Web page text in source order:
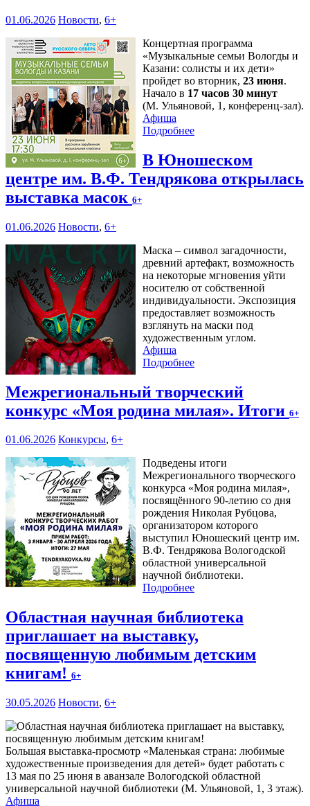
01.06.2026 Новости, 6+
Концертная программа
«Музыкальные семьи Вологды и
Казани: солисты и их дети»
пройдет во вторник, 23 июня.
Начало в 17 часов 30 минут
(М. Ульяновой, 1, конференц-зал).
Афиша
Подробнее
В Юношеском
центре им. В.Ф. Тендрякова открылась
выставка масок 6+
01.06.2026 Новости, 6+
Маска – символ загадочности,
древний артефакт, возможность
на некоторые мгновения уйти
носителю от собственной
индивидуальности. Экспозиция
предоставляет возможность
взглянуть на маски под
художественным углом.
Афиша
Подробнее
Межрегиональный творческий
конкурс «Моя родина милая». Итоги 6+
01.06.2026 Конкурсы, 6+
Подведены итоги
Межрегионального творческого
конкурса «Моя родина милая»,
посвящённого 90-летию со дня
рождения Николая Рубцова,
организатором которого
выступил Юношеский центр им.
В.Ф. Тендрякова Вологодской
областной универсальной
научной библиотеки.
Подробнее
Областная научная библиотека
приглашает на выставку,
посвященную любимым детским
книгам! 6+
30.05.2026 Новости, 6+
Большая выставка-просмотр «Маленькая страна: любимые
художественные произведения для детей» будет работать с
13 мая по 25 июня в аванзале Вологодской областной
универсальной научной библиотеки (М. Ульяновой, 1, 3 этаж).
Афиша